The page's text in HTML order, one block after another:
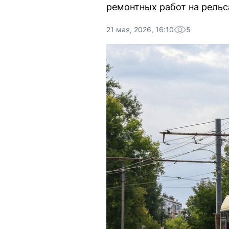
ремонтных работ на
21 мая, 2026, 16:10 5